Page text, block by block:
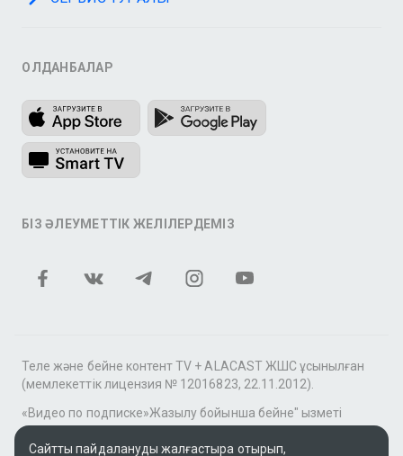
ҚОЛДАНБАЛАР
БІЗ ӘЛЕУМЕТТІК ЖЕЛІЛЕРДЕМІЗ
Теле және бейне контент TV + ALACAST ЖШС ұсынылған
(мемлекеттік лицензия № 12016823, 22.11.2012).
«Видео по подписке»Жазылу бойынша бейне" қызметі
аясында tv+» фильмдер мен сериалдар топтамасы үшін
контентті MEGOGO онлайн-кинотеатры ұсынады.
Сайтты пайдалануды жалғастыра отырып,